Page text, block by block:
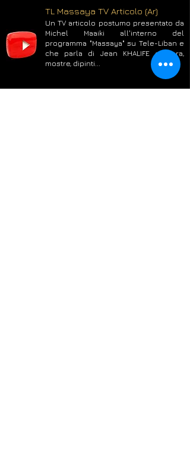
TL Massaya TV Articolo (Ar)
Un TV articolo postumo presentato da
Michel Maaiki all'interno del
programma "Massaya" su Tele-Liban e
che parla di Jean KHALIFE carriera,
mostre, dipinti...